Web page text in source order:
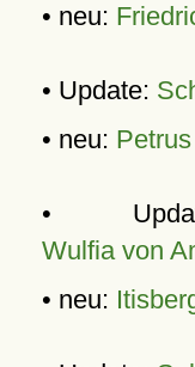
• neu:
• Update:
• neu:
•
Wulfia von
• neu: